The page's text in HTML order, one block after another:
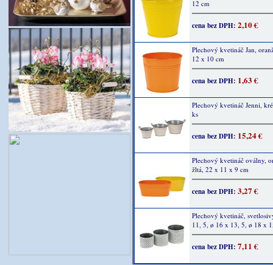
12 cm
cena bez DPH: 2,10 €
Plechový kvetináč Jan,
12 x 10 cm
cena bez DPH: 1,63 €
Plechový kvetináč Jenni,
ks
cena bez DPH: 15,24 €
Plechový kvetináč oválny,
žltá, 22 x 11 x 9 cm
cena bez DPH: 3,27 €
Plechový kvetináč,
11, 5, ø 16 x 13, 5, ø 18 x
cena bez DPH: 7,11 €